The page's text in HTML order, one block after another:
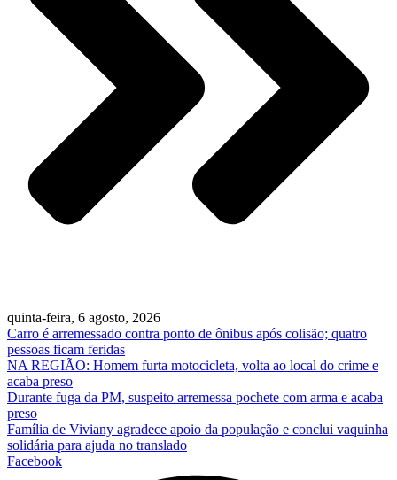
quinta-feira, 6 agosto, 2026
Carro é arremessado contra ponto de ônibus após colisão; quatro
pessoas ficam feridas
NA REGIÃO: Homem furta motocicleta, volta ao local do crime e
acaba preso
Durante fuga da PM, suspeito arremessa pochete com arma e acaba
preso
Família de Viviany agradece apoio da população e conclui vaquinha
solidária para ajuda no translado
Facebook